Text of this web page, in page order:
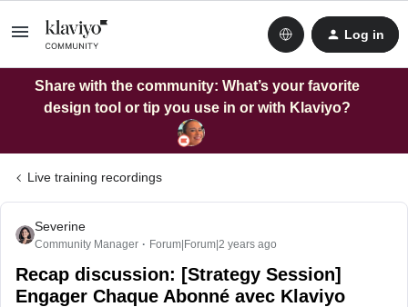
Log in
Share with the community: What’s your favorite
design tool or tip you use in or with Klaviyo?
Live training recordings
Severine
Community Manager Forum|Forum|2 years ago
Recap discussion: [Strategy Session]
Engager Chaque Abonné avec Klaviyo